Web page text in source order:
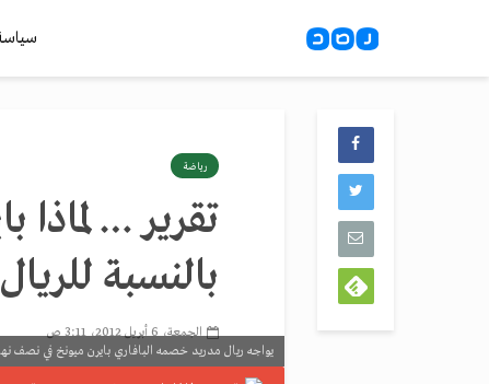
رياضة
تقرير …
بالنسبة
الجمعة، 6 أبريل 2012، 3:11 ص
يواجه ريال مدريد خصمه البافاري بايرن ميونخ في نصف